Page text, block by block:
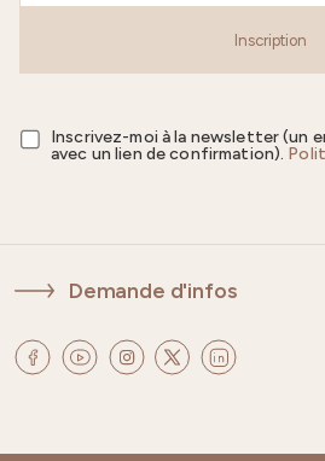
Inscription
Inscrivez-moi à la newsletter (un
avec un lien de confirmation).
Demande d'infos